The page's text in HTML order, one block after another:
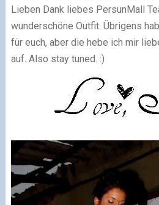
Lieben Dankliebes PersunMall
wunderschöne Outfit. Übrigens
für euch, aber die hebe ich mir
auf. Also stay tuned. :)